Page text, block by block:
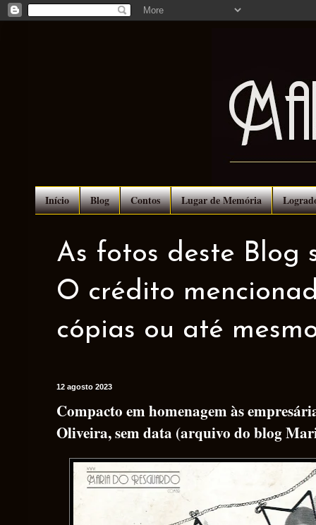
Início Blog Contos Lugar de Memória
As fotos deste Blog
O crédito
cópias ou até
12 agosto 2023
Compacto em homenagem às
Oliveira, sem data (arquivo do blog